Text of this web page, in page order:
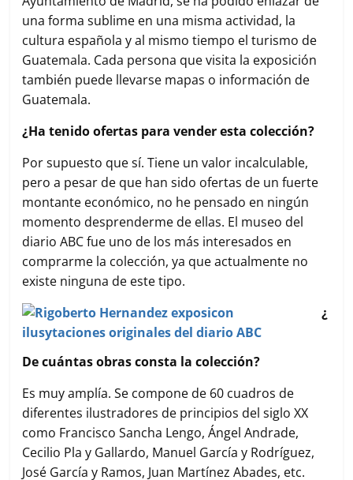
una forma sublime en una misma actividad, la
cultura española y al mismo tiempo el turismo de
Guatemala. Cada persona que visita la exposición
también puede llevarse mapas o información de
Guatemala.
¿Ha tenido ofertas para vender esta colección?
Por supuesto que sí. Tiene un valor incalculable,
pero a pesar de que han sido ofertas de un fuerte
montante económico, no he pensado en ningún
momento desprenderme de ellas. El museo del
diario ABC fue uno de los más interesados en
comprarme la colección, ya que actualmente no
existe ninguna de este tipo.
¿
De cuántas obras consta la colección?
Es muy amplía. Se compone de 60 cuadros de
diferentes ilustradores de principios del siglo XX
como Francisco Sancha Lengo, Ángel Andrade,
Cecilio Pla y Gallardo, Manuel García y Rodríguez,
José García y Ramos, Juan Martínez Abades, etc.